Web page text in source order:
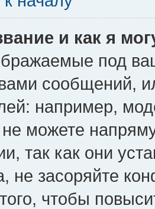
и как я
под
сообщений,
например,
можете
так как они
не засоряйте
чтобы